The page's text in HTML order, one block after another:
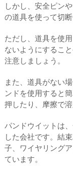
しかし、安全ピン
の道具を使って切
ただし、道具を使
ないようにするこ
注意しましょう。
また、道具がない
ンドを使用すると
押したり、摩擦で
パンドウイットは
した会社です。結
子、ワイヤリング
ています。